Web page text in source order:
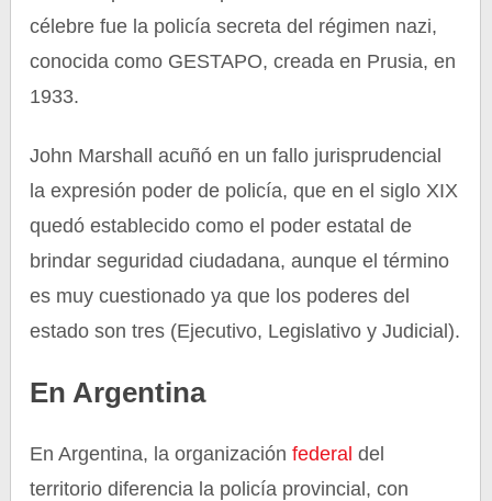
célebre fue la policía secreta del régimen nazi,
conocida como GESTAPO, creada en Prusia, en
1933.
John Marshall acuñó en un fallo jurisprudencial
la expresión poder de policía, que en el siglo XIX
quedó establecido como el poder estatal de
brindar seguridad ciudadana, aunque el término
es muy cuestionado ya que los poderes del
estado son tres (Ejecutivo, Legislativo y Judicial).
En Argentina
En Argentina, la organización federal del
territorio diferencia la policía provincial, con